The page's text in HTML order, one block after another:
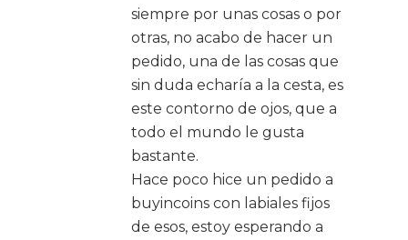
siempre por unas cosas o por
otras, no acabo de hacer un
pedido, una de las cosas que
sin duda echaría a la cesta, es
este contorno de ojos, que a
todo el mundo le gusta
bastante.
Hace poco hice un pedido a
buyincoins con labiales fijos
de esos, estoy esperando a